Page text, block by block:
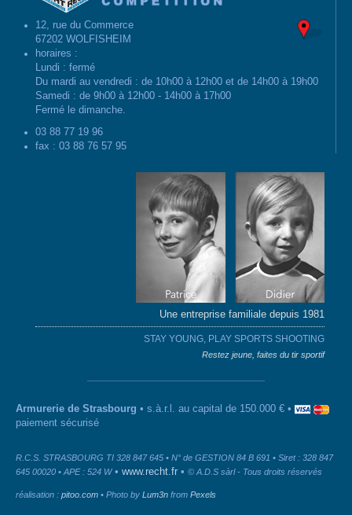
12, rue du Commerce
67202 WOLFISHEIM
horaires :
Lundi : fermé
Du mardi au vendredi : de 10h00 à 12h00 et de 14h00 à 19h00
Samedi : de 9h00 à 12h00 - 14h00 à 17h00
Fermé le dimanche.
03 88 77 19 96
fax : 03 88 76 57 95
Une entreprise familiale depuis 1981
STAY YOUNG, PLAY SPORTS SHOOTING
Restez jeune, faites du tir sportif
Armurerie de Strasbourg • s.à.r.l. au capital de 150.000 € •
paiement sécurisé
R.C.S. STRASBOURG TI 328 847 645 • N° de GESTION 84 B 691 • Siret : 328 847
645 00020 • APE : 524 W• www.recht.fr • © A.D.S sàrl - Tous droits réservés
réalisation : pitoo.com • Photo by Lum3n from Pexels